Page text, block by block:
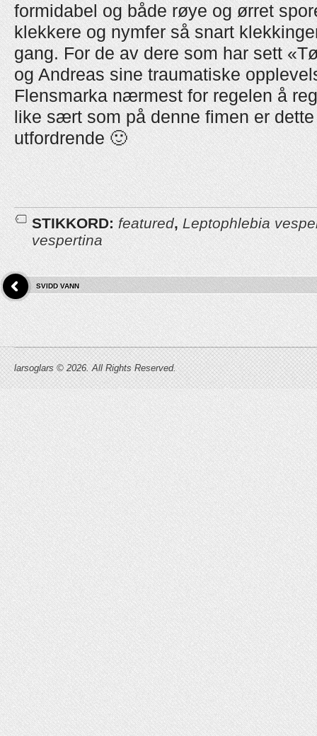
formidabel og både røye og ørret
klekkere og nymfer så snart
gang. For de av dere som har sett
og Andreas sine traumatiske
Flensmarka nærmest for regelen å
like sært som på denne fimen er
utfordrende 🙂
STIKKORD: featured, Leptophlebia
vespertina
SVIDD VANN
larsoglars © 2026. All Rights Reserved.